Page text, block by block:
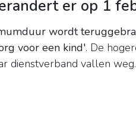
er op 1
wordt
voor een kind'. De
dienstverband vallen weg.